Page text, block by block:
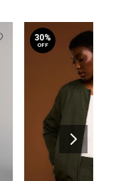
30%
OFF